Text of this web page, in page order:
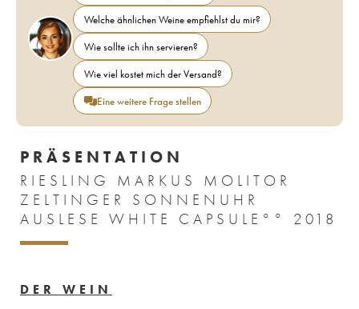
Welche ähnlichen Weine empfiehlst du mir?
Wie sollte ich ihn servieren?
Wie viel kostet mich der Versand?
Eine weitere Frage stellen
PRÄSENTATION
RIESLING MARKUS MOLITOR
ZELTINGER SONNENUHR
AUSLESE WHITE CAPSULE°° 2018
DER WEIN